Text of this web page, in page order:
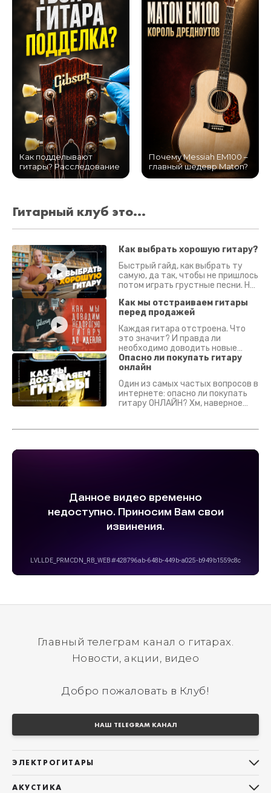
Как подделывают
гитары? Расследование
Почему Messiah EM100 –
главный шедевр Maton?
Гитарный клуб это...
Как выбрать хорошую гитару?
Быстрый гайд, как выбрать ту
самую, да так, чтобы не пришлось
потом играть грустные песни. На
Как мы отстраиваем гитары
перед продажей
Каждая гитара отстроена. Что
это значит? И правда ли
необходимо доводить новые
гитары? Если кратко - да.
Подробно - в видео :)
Опасно ли покупать гитару
онлайн
Один из самых частых вопросов в
интернете: опасно ли покупать
гитару ОНЛАЙН? Хм, наверное
застрахован. Случись что -
Главный телеграм канал о гитарах.
Новости, акции, видео
Добро пожаловать в Клуб!
НАШ TELEGRAM КАНАЛ
ЭЛЕКТРОГИТАРЫ
АКУСТИКА